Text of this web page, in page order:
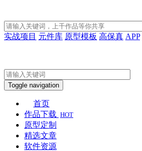
实战项目 元件库 原型模板 高保真 APP
Toggle navigation
首页
作品下载 HOT
原型定制
精选文章
软件资源